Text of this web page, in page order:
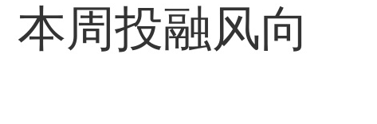
本周投融风向